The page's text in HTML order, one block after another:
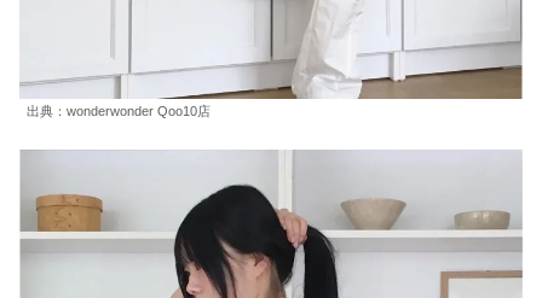
出典：wonderwonder Qoo10店